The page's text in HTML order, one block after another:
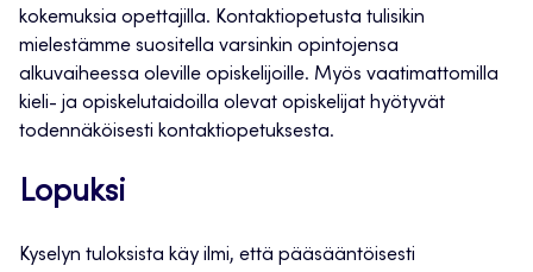
kokemuksia opettajilla. Kontaktiopetusta tulisikin
mielestämme suositella varsinkin opintojensa
alkuvaiheessa oleville opiskelijoille. Myös vaatimattomilla
kieli- ja opiskelutaidoilla olevat opiskelijat hyötyvät
todennäköisesti kontaktiopetuksesta.
Lopuksi
Kyselyn tuloksista käy ilmi, että pääsääntöisesti